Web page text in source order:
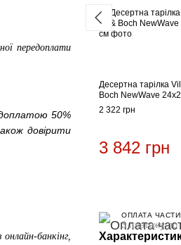
передоплати
50%
довірити
банкінг,
Десертна тарілка
Boch NewWave
2 322 грн
3 842 грн
ОПЛАТА
3 платежу по